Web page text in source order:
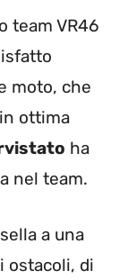
team VR46
moto, che
ottima
ha
nel team.
a una
ostacoli, di